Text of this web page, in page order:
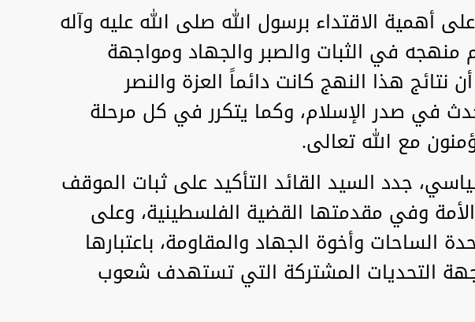
أهمية الاقتداء برسول الله صلى الله عليه وآله
منهجه في الثبات والصبر والجهاد ومواجهة
نتائج هذا النهج كانت دائماً العزة والنصر
في صدر الإسلام، وكما يتكرر في كل مرحلة
مع الله تعالى.
جدد السيد القائد التأكيد على ثبات الموقف
وفي مقدمتها القضية الفلسطينية، وعلى
الساحات وأخوة الجهاد والمقاومة، باعتبارها
التحديات المشتركة التي تستهدف شعوب